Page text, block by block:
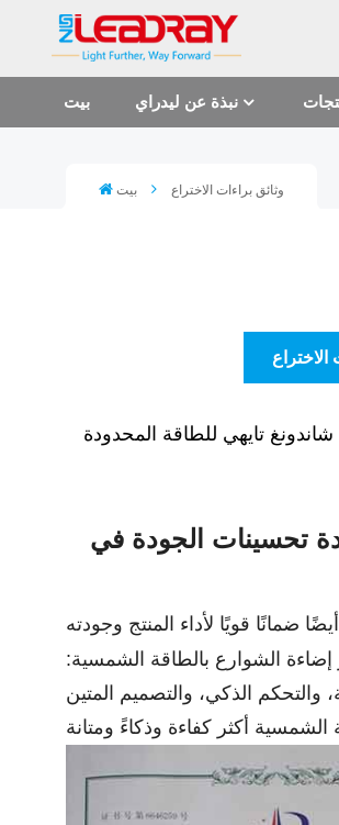
بيت نبذة عن ليدراي
بيت وثائق براءات الاختراع
الاختراع
تايهي للطاقة المحدودة
تحسينات الجودة في
الشوارع بالطاقة الشمسية: